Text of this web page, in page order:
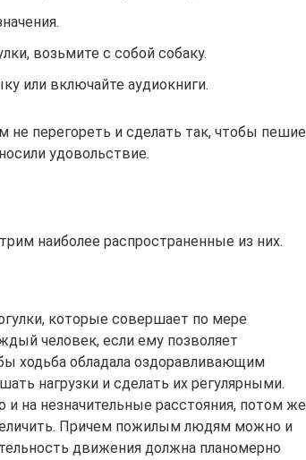
возьмите с собой собаку.
или включайте аудиокниги.
не перегореть и сделать так, чтобы пешие
удовольствие.
наиболее распространенные из них.
которые совершает по мере
человек, если ему позволяет
ходьба обладала оздоравливающим
нагрузки и сделать их регулярными.
и на незначительные расстояния, потом же
Причем пожилым людям можно и
движения должна планомерно